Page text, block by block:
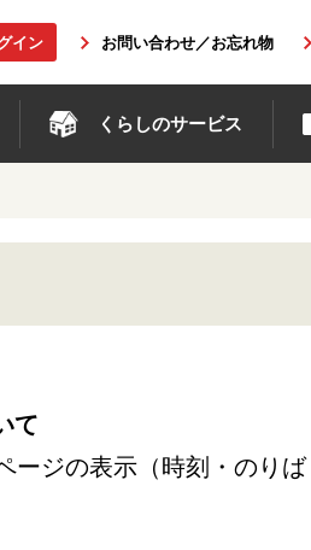
イン お問い合わせ／お忘れ物
くらしのサービス
て
ージの表示（時刻・のり